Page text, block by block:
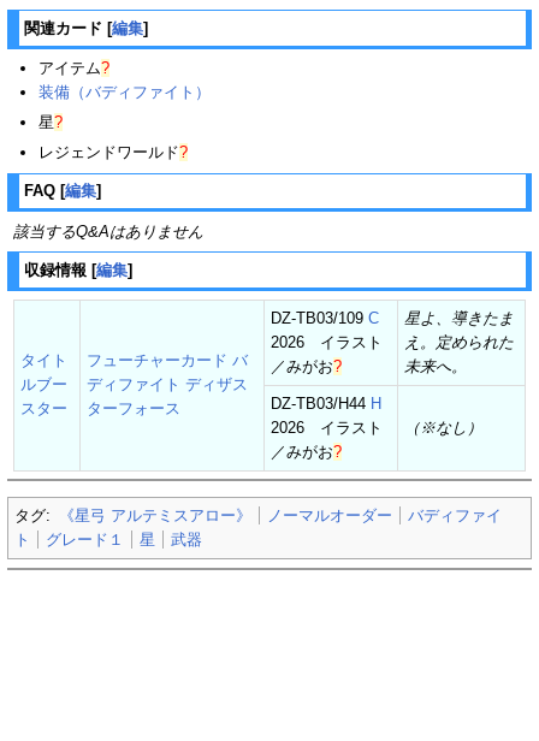
関連カード [編集]
アイテム?
装備（バディファイト）
星?
レジェンドワールド?
FAQ [編集]
該当するQ&Aはありません
収録情報 [編集]
タイト
ルブー
スター
フューチャーカード バ
ディファイト ディザス
ターフォース
DZ-TB03/109 C
2026 イラスト
／みがお?
星よ、導きたま
え。定められた
未来へ。
DZ-TB03/H44 H
2026 イラスト
／みがお?
（※なし）
タグ: 《星弓 アルテミスアロー》 ノーマルオーダー
バディファイ
ト
グレード１ 星 武器